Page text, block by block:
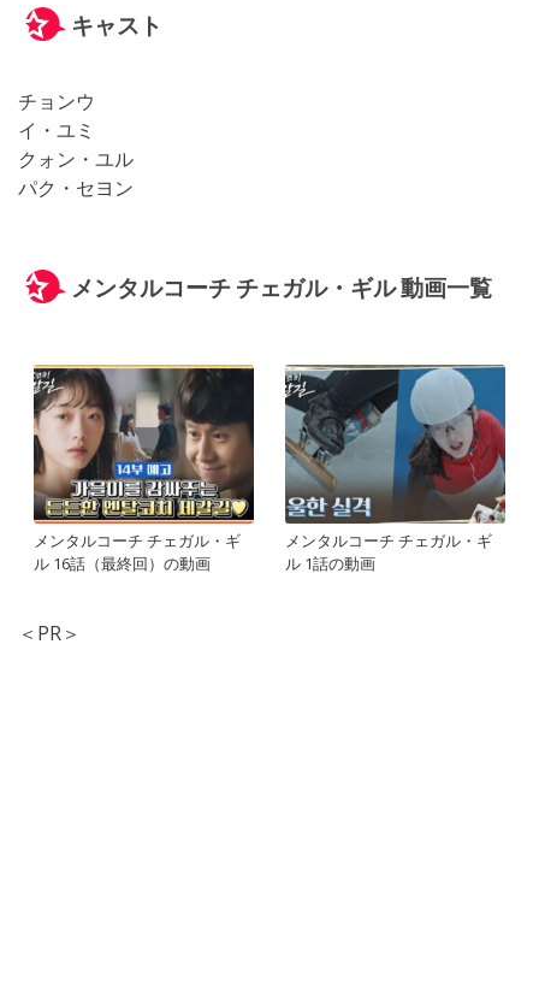
キャスト
チョンウ
イ・ユミ
クォン・ユル
パク・セヨン
メンタルコーチ チェガル・ギル 動画一覧
メンタルコーチ チェガル・ギ
ル 16話（最終回）の動画
メンタルコーチ チェガル・ギ
ル 1話の動画
＜PR＞